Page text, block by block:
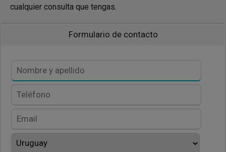
cualquier consulta que tengas.
Formulario de contacto